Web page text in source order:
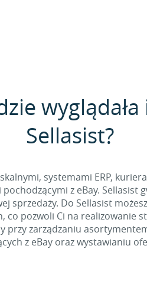
Sellasist?
systemami ERP,
z eBay. Sellasist
sprzedaży. Do Sellasist
pozwoli Ci na realizowanie
przy zarządzaniu
z eBay oraz wystawianiu